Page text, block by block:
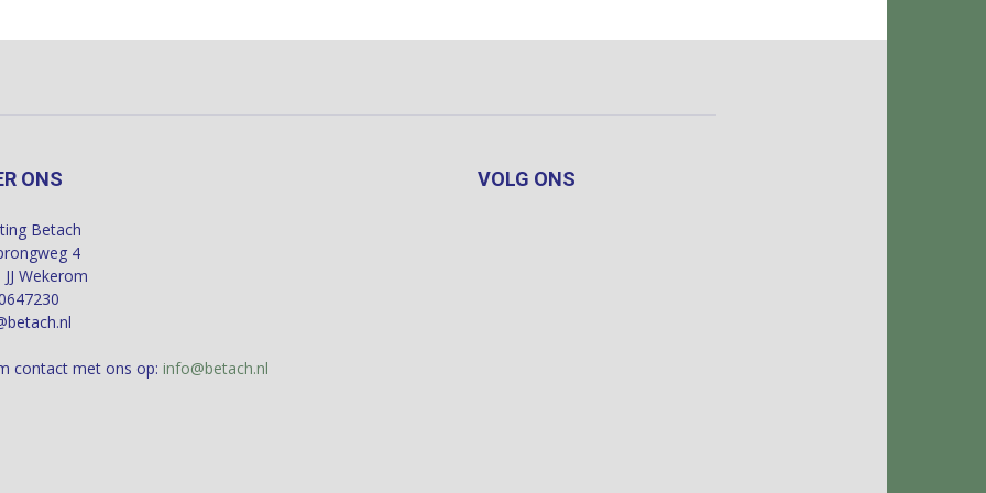
ONS
Betach
4
Wekerom
contact met ons op: info@betach.nl
VOLG ONS